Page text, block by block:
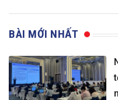
BÀI MỚI NHẤT